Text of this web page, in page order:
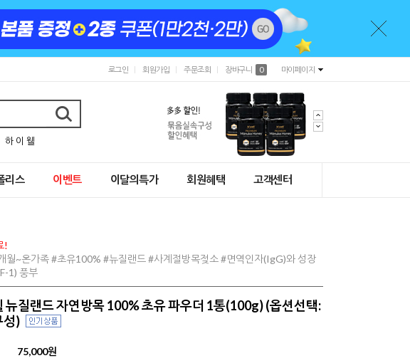
로그인 회원가입 주문조회 장바구니 0 마이페이지
이 웰
리스 이벤트 이달의특가 회원혜택 고객센터
!
월~온가족 #초유100% #뉴질랜드 #사계절방목젖소 #면역인자(IgG)와 성장
1) 풍부
뉴질랜드 자연방목 100% 초유 파우더 1통(100g) (옵션선택:
성)
75,000원